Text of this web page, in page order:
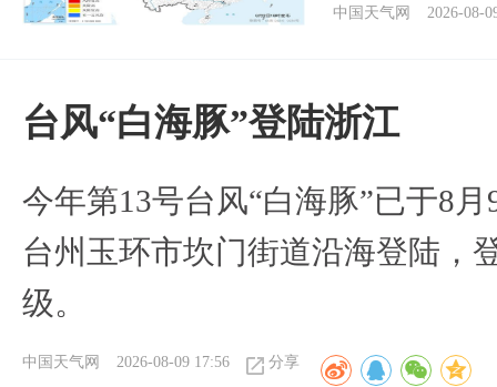
中国天气网
2026-08-
台风“白海豚”登陆浙江
今年第13号台风“白海豚”已于8
台州玉环市坎门街道沿海登陆，
级。
中国天气网 2026-08-09 17:56 分享